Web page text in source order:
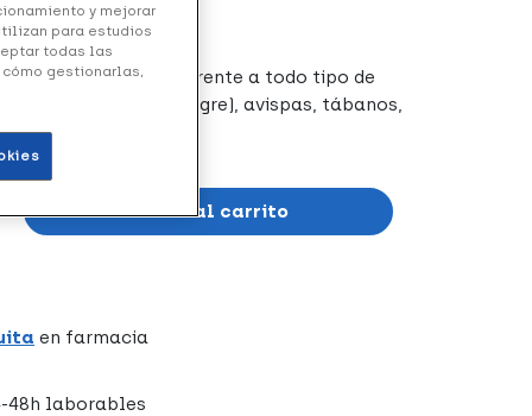
seguro y eficaz frente a todo tipo de
(incluido mosquito Tigre), avispas, tábanos,
Añadir al carrito
en farmacia
48h laborables
y mejorar
para estudios
todas las
gestionarlas,